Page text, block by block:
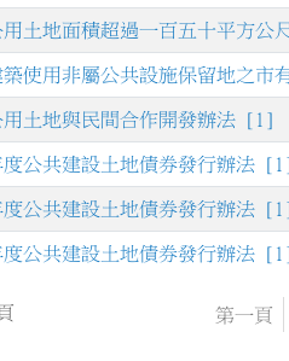
土地面積超過一百五十平方
使用非屬公共設施保留地之市
用土地與民間合作開發辦法 [1]
度公共建設土地債券發行辦法
度公共建設土地債券發行辦法
度公共建設土地債券發行辦法
第一頁